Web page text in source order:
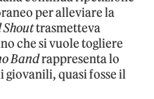
per alleviare la
Shouttrasmetteva
che si vuole togliere
Bandrappresenta lo
giovanili, quasi fosse il